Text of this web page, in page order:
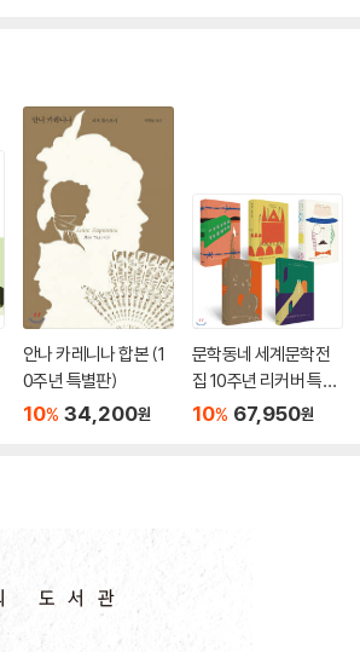
안나 카레니나 합본 (1
0주년 특별판)
10% 34,200원
문학동네 세계문학전
집 10주년 리커버 특별
판 1차 5종 세트
10% 67,950원